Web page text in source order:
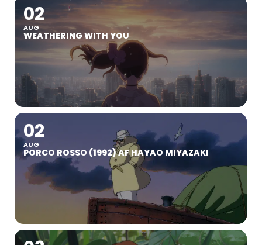
02
AUG
WEATHERING WITH YOU
02
AUG
PORCO ROSSO (1992) AF HAYAO MIYAZAKI